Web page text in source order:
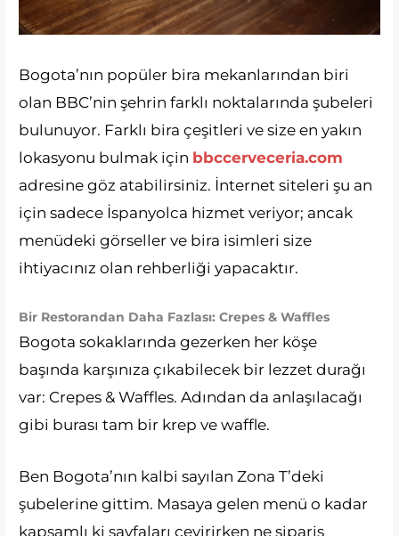
Bogota’nın popüler bira mekanlarından biri
olan BBC’nin şehrin farklı noktalarında şubeleri
bulunuyor. Farklı bira çeşitleri ve size en yakın
lokasyonu bulmak için bbccerveceria.com
adresine göz atabilirsiniz. İnternet siteleri şu an
için sadece İspanyolca hizmet veriyor; ancak
menüdeki görseller ve bira isimleri size
ihtiyacınız olan rehberliği yapacaktır.
Bir Restorandan Daha Fazlası: Crepes & Waffles
Bogota sokaklarında gezerken her köşe
başında karşınıza çıkabilecek bir lezzet durağı
var: Crepes & Waffles. Adından da anlaşılacağı
gibi burası tam bir krep ve waffle.
Ben Bogota’nın kalbi sayılan Zona T’deki
şubelerine gittim. Masaya gelen menü o kadar
kapsamlı ki sayfaları çevirirken ne sipariş